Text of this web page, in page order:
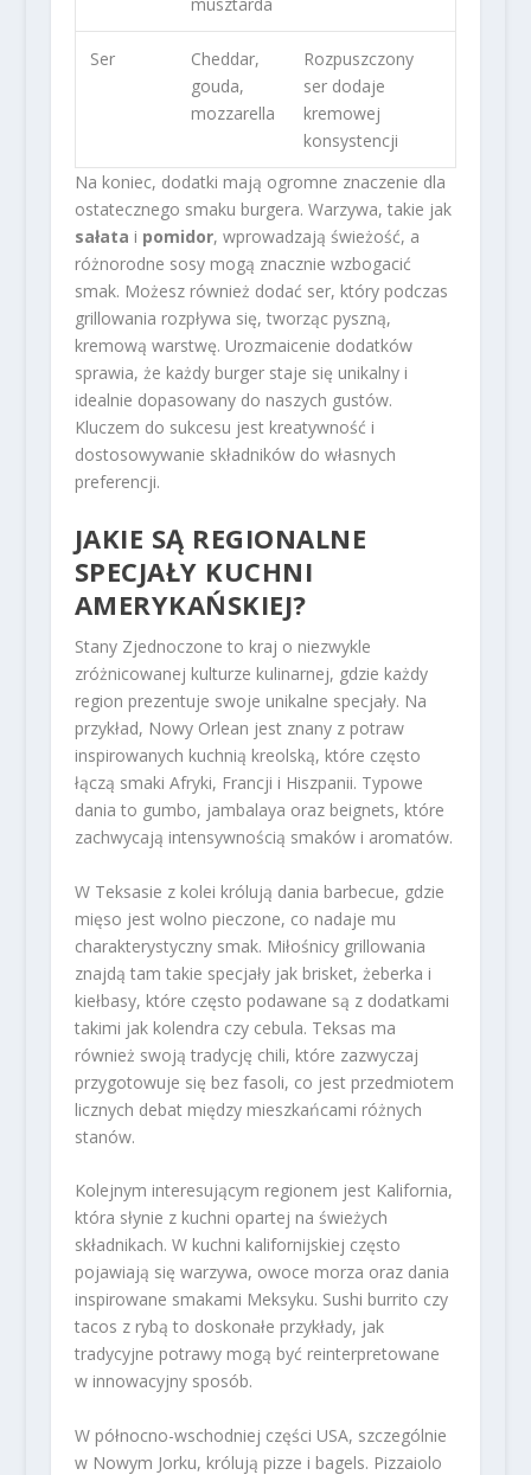
Ser
Cheddar,
gouda,
mozzarella
Rozpuszczony
ser dodaje
kremowej
konsystencji
Na koniec, dodatki mają ogromne znaczenie dla
ostatecznego smaku burgera. Warzywa, takie jak
sałata i pomidor, wprowadzają świeżość, a
różnorodne sosy mogą znacznie wzbogacić
smak. Możesz również dodać ser, który podczas
grillowania rozpływa się, tworząc pyszną,
kremową warstwę. Urozmaicenie dodatków
sprawia, że każdy burger staje się unikalny i
idealnie dopasowany do naszych gustów.
Kluczem do sukcesu jest kreatywność i
dostosowywanie składników do własnych
preferencji.
JAKIE SĄ REGIONALNE
SPECJAŁY KUCHNI
AMERYKAŃSKIEJ?
Stany Zjednoczone to kraj o niezwykle
zróżnicowanej kulturze kulinarnej, gdzie każdy
region prezentuje swoje unikalne specjały. Na
przykład, Nowy Orlean jest znany z potraw
inspirowanych kuchnią kreolską, które często
łączą smaki Afryki, Francji i Hiszpanii. Typowe
dania to gumbo, jambalaya oraz beignets, które
zachwycają intensywnością smaków i aromatów.
W Teksasie z kolei królują dania barbecue, gdzie
mięso jest wolno pieczone, co nadaje mu
charakterystyczny smak. Miłośnicy grillowania
znajdą tam takie specjały jak brisket, żeberka i
kiełbasy, które często podawane są z dodatkami
takimi jak kolendra czy cebula. Teksas ma
również swoją tradycję chili, które zazwyczaj
przygotowuje się bez fasoli, co jest przedmiotem
licznych debat między mieszkańcami różnych
stanów.
Kolejnym interesującym regionem jest Kalifornia,
która słynie z kuchni opartej na świeżych
składnikach. W kuchni kalifornijskiej często
pojawiają się warzywa, owoce morza oraz dania
inspirowane smakami Meksyku. Sushi burrito czy
tacos z rybą to doskonałe przykłady, jak
tradycyjne potrawy mogą być reinterpretowane
w innowacyjny sposób.
W północno-wschodniej części USA, szczególnie
w Nowym Jorku, królują pizze i bagels. Pizzaiolo